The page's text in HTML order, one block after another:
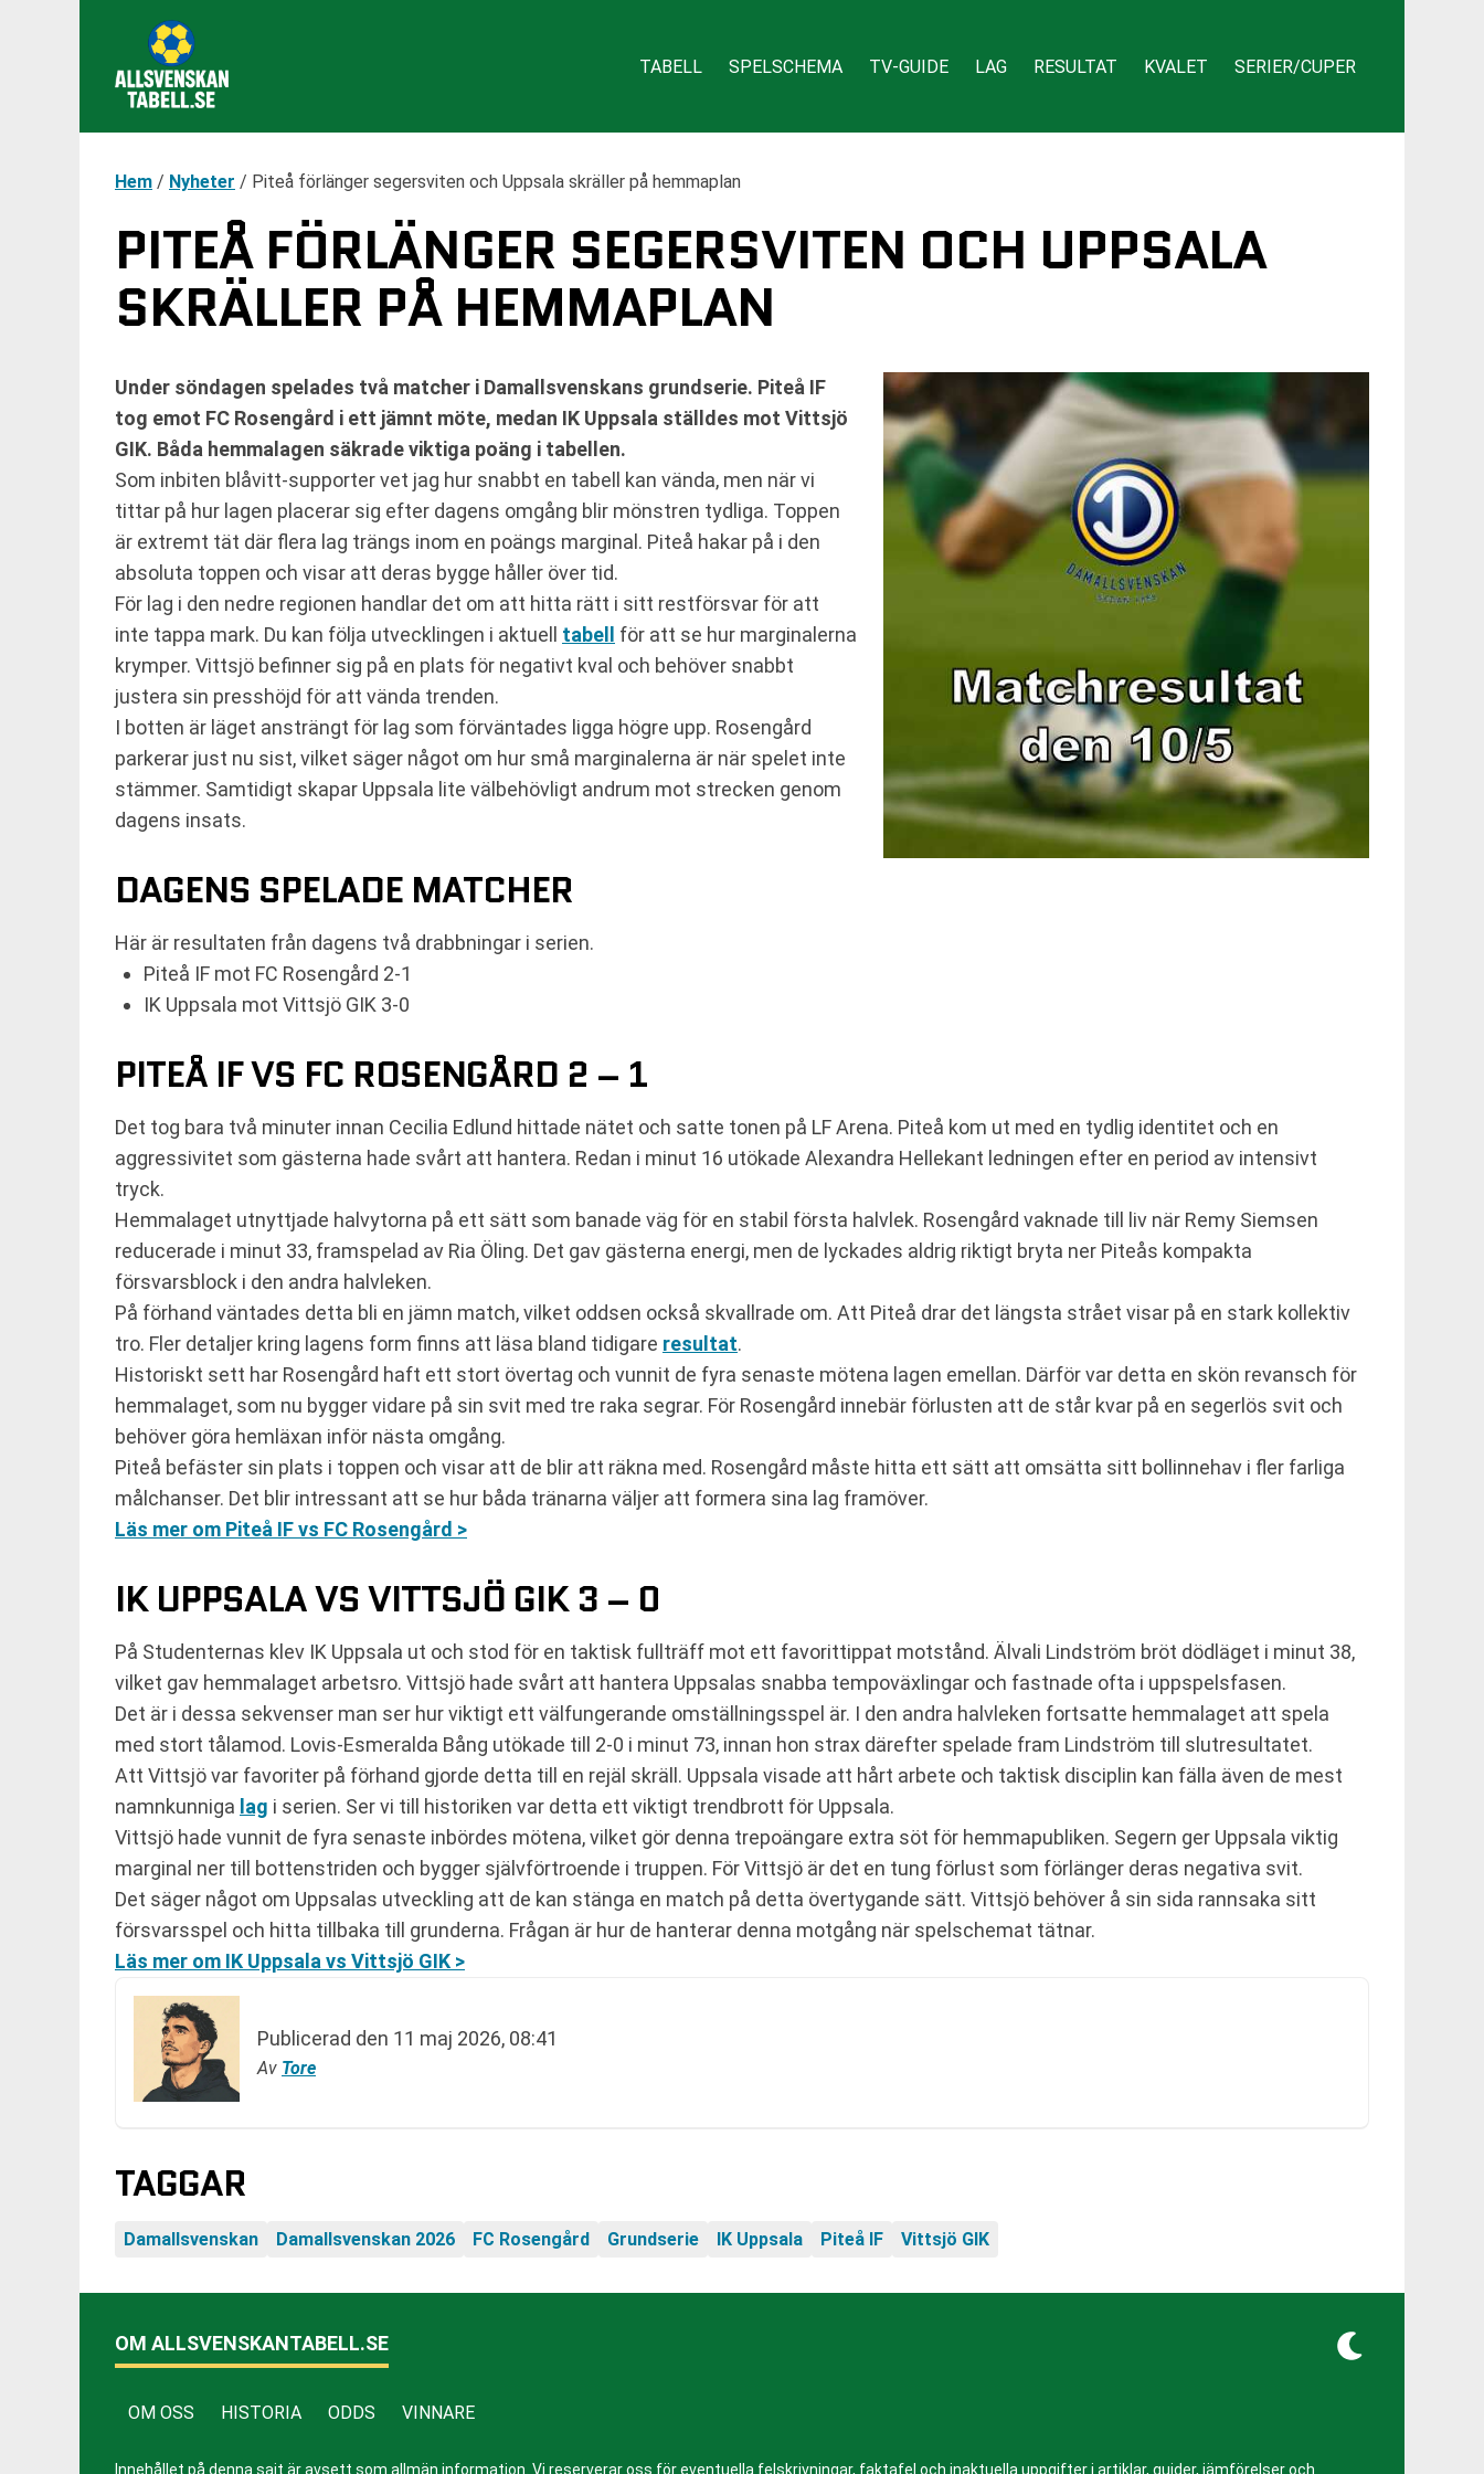
TABELL SPELSCHEMA TV-GUIDE LAG RESULTAT KVALET SERIER/CUPER
Hem / Nyheter / Piteå förlänger segersviten och Uppsala skräller på hemmaplan
PITEÅ FÖRLÄNGER SEGERSVITEN OCH UPPSALA
SKRÄLLER PÅ HEMMAPLAN
Under söndagen spelades två matcher i Damallsvenskans grundserie. Piteå IF
tog emot FC Rosengård i ett jämnt möte, medan IK Uppsala ställdes mot Vittsjö
GIK. Båda hemmalagen säkrade viktiga poäng i tabellen.
Som inbiten blåvitt-supporter vet jag hur snabbt en tabell kan vända, men när vi
tittar på hur lagen placerar sig efter dagens omgång blir mönstren tydliga. Toppen
är extremt tät där flera lag trängs inom en poängs marginal. Piteå hakar på i den
absoluta toppen och visar att deras bygge håller över tid.
För lag i den nedre regionen handlar det om att hitta rätt i sitt restförsvar för att
inte tappa mark. Du kan följa utvecklingen i aktuell tabell
för att se hur marginalerna
krymper. Vittsjö befinner sig på en plats för negativt kval och behöver snabbt
justera sin presshöjd för att vända trenden.
I botten är läget ansträngt för lag som förväntades ligga högre upp. Rosengård
parkerar just nu sist, vilket säger något om hur små marginalerna är när spelet inte
stämmer. Samtidigt skapar Uppsala lite välbehövligt andrum mot strecken genom
dagens insats.
DAGENS SPELADE MATCHER
Här är resultaten från dagens två drabbningar i serien.
Piteå IF mot FC Rosengård 2-1
IK Uppsala mot Vittsjö GIK 3-0
PITEÅ IF VS FC ROSENGÅRD 2 – 1
Det tog bara två minuter innan Cecilia Edlund hittade nätet och satte tonen på LF Arena. Piteå kom ut med en tydlig identitet och en
aggressivitet som gästerna hade svårt att hantera. Redan i minut 16 utökade Alexandra Hellekant ledningen efter en period av intensivt
tryck.
Hemmalaget utnyttjade halvytorna på ett sätt som banade väg för en stabil första halvlek. Rosengård vaknade till liv när Remy Siemsen
reducerade i minut 33, framspelad av Ria Öling. Det gav gästerna energi, men de lyckades aldrig riktigt bryta ner Piteås kompakta
försvarsblock i den andra halvleken.
På förhand väntades detta bli en jämn match, vilket oddsen också skvallrade om. Att Piteå drar det längsta strået visar på en stark kollektiv
tro. Fler detaljer kring lagens form finns att läsa bland tidigare resultat.
Historiskt sett har Rosengård haft ett stort övertag och vunnit de fyra senaste mötena lagen emellan. Därför var detta en skön revansch för
hemmalaget, som nu bygger vidare på sin svit med tre raka segrar. För Rosengård innebär förlusten att de står kvar på en segerlös svit och
behöver göra hemläxan inför nästa omgång.
Piteå befäster sin plats i toppen och visar att de blir att räkna med. Rosengård måste hitta ett sätt att omsätta sitt bollinnehav i fler farliga
målchanser. Det blir intressant att se hur båda tränarna väljer att formera sina lag framöver.
Läs mer om Piteå IF vs FC Rosengård >
IK UPPSALA VS VITTSJÖ GIK 3 – 0
På Studenternas klev IK Uppsala ut och stod för en taktisk fullträff mot ett favorittippat motstånd. Älvali Lindström bröt dödläget i minut 38,
vilket gav hemmalaget arbetsro. Vittsjö hade svårt att hantera Uppsalas snabba tempoväxlingar och fastnade ofta i uppspelsfasen.
Det är i dessa sekvenser man ser hur viktigt ett välfungerande omställningsspel är. I den andra halvleken fortsatte hemmalaget att spela
med stort tålamod. Lovis-Esmeralda Bång utökade till 2-0 i minut 73, innan hon strax därefter spelade fram Lindström till slutresultatet.
Att Vittsjö var favoriter på förhand gjorde detta till en rejäl skräll. Uppsala visade att hårt arbete och taktisk disciplin kan fälla även de mest
namnkunniga lag i serien. Ser vi till historiken var detta ett viktigt trendbrott för Uppsala.
Vittsjö hade vunnit de fyra senaste inbördes mötena, vilket gör denna trepoängare extra söt för hemmapubliken. Segern ger Uppsala viktig
marginal ner till bottenstriden och bygger självförtroende i truppen. För Vittsjö är det en tung förlust som förlänger deras negativa svit.
Det säger något om Uppsalas utveckling att de kan stänga en match på detta övertygande sätt. Vittsjö behöver å sin sida rannsaka sitt
försvarsspel och hitta tillbaka till grunderna. Frågan är hur de hanterar denna motgång när spelschemat tätnar.
Läs mer om IK Uppsala vs Vittsjö GIK >
Publicerad den 11 maj 2026, 08:41
Av Tore
TAGGAR
Damallsvenskan Damallsvenskan 2026 FC Rosengård Grundserie IK Uppsala Piteå IF Vittsjö GIK
OM ALLSVENSKANTABELL.SE
OM OSS HISTORIA ODDS VINNARE
Innehållet på denna sajt är avsett som allmän information. Vi reserverar oss för eventuella felskrivningar, faktafel och inaktuella uppgifter i artiklar, guider, jämförelser och